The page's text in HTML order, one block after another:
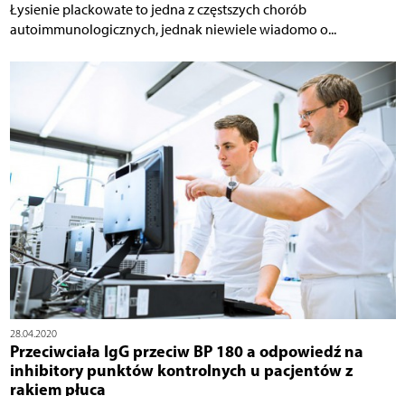
Łysienie plackowate to jedna z częstszych chorób
autoimmunologicznych, jednak niewiele wiadomo o...
28.04.2020
Przeciwciała IgG przeciw BP 180 a odpowiedź na
inhibitory punktów kontrolnych u pacjentów z
rakiem płuca